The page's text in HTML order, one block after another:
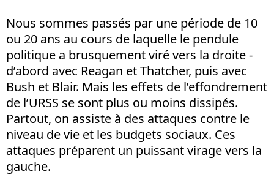
Nous sommes passés par une période de 10
ou 20 ans au cours de laquelle le pendule
politique a brusquement viré vers la droite -
d’abord avec Reagan et Thatcher, puis avec
Bush et Blair. Mais les effets de l’effondrement
de l’URSS se sont plus ou moins dissipés.
Partout, on assiste à des attaques contre le
niveau de vie et les budgets sociaux. Ces
attaques préparent un puissant virage vers la
gauche.